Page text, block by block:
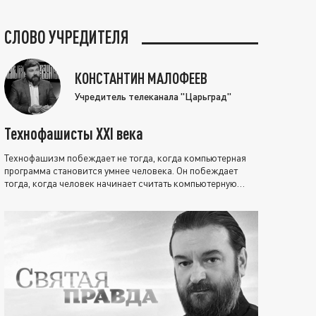
СЛОВО УЧРЕДИТЕЛЯ
КОНСТАНТИН МАЛОФЕЕВ
Учредитель телеканала "Царьград"
Технофашисты XXI века
Технофашизм побеждает не тогда, когда компьютерная
программа становится умнее человека. Он побеждает
тогда, когда человек начинает считать компьютерную